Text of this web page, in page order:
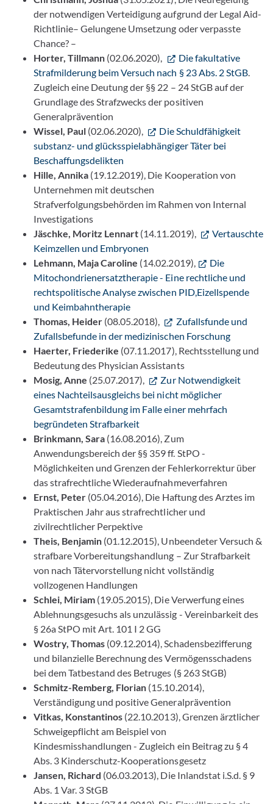
der notwendigen Verteidigung aufgrund der Legal Aid-
Richtlinie– Gelungene Umsetzung oder verpasste
Chance? –
Horter, Tillmann (02.06.2020),
Die fakultative
Strafmilderung beim Versuch nach § 23 Abs. 2 StGB.
Zugleich eine Deutung der §§ 22 – 24 StGB auf der
Grundlage des Strafzwecks der positiven
Generalprävention
Wissel, Paul (02.06.2020),
Die Schuldfähigkeit
substanz- und glücksspielabhängiger Täter bei
Beschaffungsdelikten
Hille, Annika (19.12.2019), Die Kooperation von
Unternehmen mit deutschen
Strafverfolgungsbehörden im Rahmen von Internal
Investigations
Jäschke, Moritz Lennart (14.11.2019),
Vertauschte
Keimzellen und Embryonen
Lehmann, Maja Caroline (14.02.2019),
Die
Mitochondrienersatztherapie - Eine rechtliche und
rechtspolitische Analyse zwischen PID,Eizellspende
und Keimbahntherapie
Thomas, Heider (08.05.2018),
Zufallsfunde und
Zufallsbefunde in der medizinischen Forschung
Haerter, Friederike (07.11.2017), Rechtsstellung und
Bedeutung des Physician Assistants
Mosig, Anne (25.07.2017),
Zur Notwendigkeit
eines Nachteilsausgleichs bei nicht möglicher
Gesamtstrafenbildung im Falle einer mehrfach
begründeten Strafbarkeit
Brinkmann, Sara (16.08.2016), Zum
Anwendungsbereich der §§ 359 ff. StPO -
Möglichkeiten und Grenzen der Fehlerkorrektur über
das strafrechtliche Wiederaufnahmeverfahren
Ernst, Peter (05.04.2016), Die Haftung des Arztes im
Praktischen Jahr aus strafrechtlicher und
zivilrechtlicher Perpektive
Theis, Benjamin (01.12.2015), Unbeendeter Versuch &
strafbare Vorbereitungshandlung – Zur Strafbarkeit
von nach Tätervorstellung nicht vollständig
vollzogenen Handlungen
Schlei, Miriam (19.05.2015), Die Verwerfung eines
Ablehnungsgesuchs als unzulässig - Vereinbarkeit des
§ 26a StPO mit Art. 101 I 2 GG
Wostry, Thomas (09.12.2014), Schadensbezifferung
und bilanzielle Berechnung des Vermögensschadens
bei dem Tatbestand des Betruges (§ 263 StGB)
Schmitz-Remberg, Florian (15.10.2014),
Verständigung und positive Generalprävention
Vitkas, Konstantinos (22.10.2013), Grenzen ärztlicher
Schweigepflicht am Beispiel von
Kindesmisshandlungen - Zugleich ein Beitrag zu § 4
Abs. 3 Kinderschutz-Kooperationsgesetz
Jansen, Richard (06.03.2013), Die Inlandstat i.S.d. § 9
Abs. 1 Var. 3 StGB